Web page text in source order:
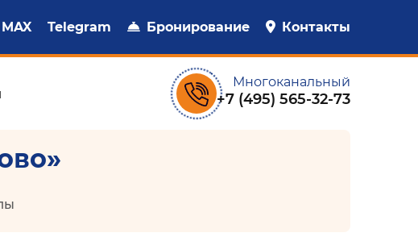
MAX Telegram Бронирование Контакты
Многоканальный
+7 (495) 565-32-73